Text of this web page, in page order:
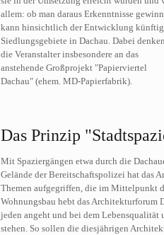
allem: ob man daraus Erkenntnisse
kann hinsichtlich der Entwicklung
Siedlungsgebiete in Dachau. Dabei
die Veranstalter insbesondere an das
anstehende Großprojekt "Papierviertel
Dachau" (ehem. MD-Papierfabrik).
Das Prinzip
Mit Spaziergängen etwa durch die
Gelände der Bereitschaftspolizei hat das
Themen aufgegriffen, die im Mittelpunkt
Wohnungsbau hebt das Architekturforum
jeden angeht und bei dem
stehen. So sollen die diesjährigen